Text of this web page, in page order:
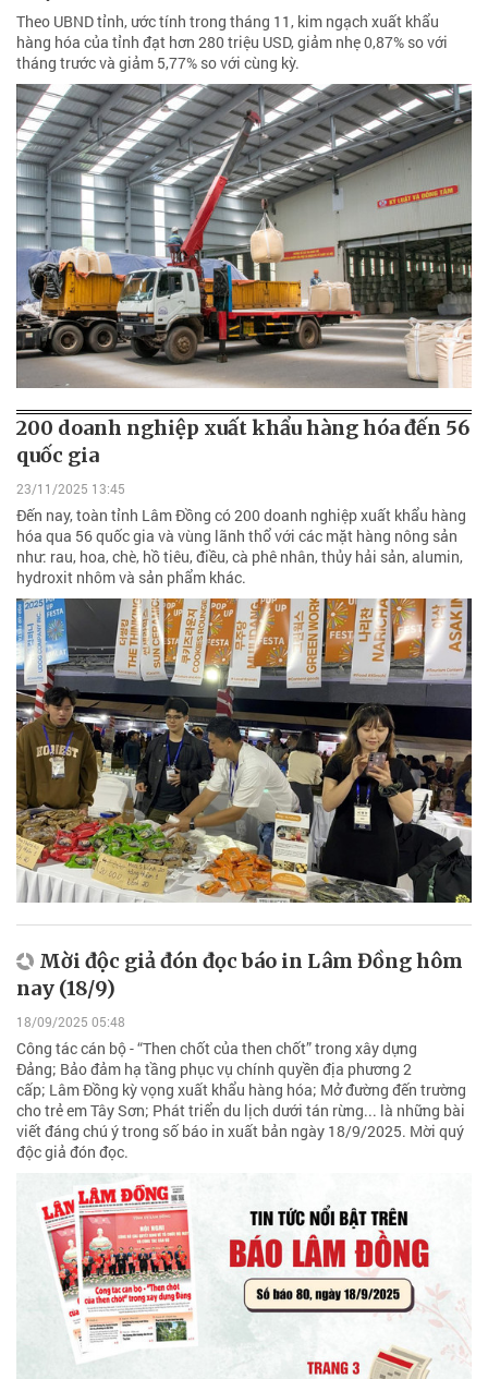
Theo UBND tỉnh, ước tính trong tháng 11, kim ngạch xuất khẩu
hàng hóa của tỉnh đạt hơn 280 triệu USD, giảm nhẹ 0,87% so với
tháng trước và giảm 5,77% so với cùng kỳ.
200 doanh nghiệp xuất khẩu hàng hóa đến 56
quốc gia
23/11/2025 13:45
Đến nay, toàn tỉnh Lâm Đồng có 200 doanh nghiệp xuất khẩu hàng
hóa qua 56 quốc gia và vùng lãnh thổ với các mặt hàng nông sản
như: rau, hoa, chè, hồ tiêu, điều, cà phê nhân, thủy hải sản, alumin,
hydroxit nhôm và sản phẩm khác.
Mời độc giả đón đọc báo in Lâm Đồng hôm
nay (18/9)
18/09/2025 05:48
Công tác cán bộ - “Then chốt của then chốt” trong xây dựng
Đảng; Bảo đảm hạ tầng phục vụ chính quyền địa phương 2
cấp; Lâm Đồng kỳ vọng xuất khẩu hàng hóa; Mở đường đến trường
cho trẻ em Tây Sơn; Phát triển du lịch dưới tán rừng... là những bài
viết đáng chú ý trong số báo in xuất bản ngày 18/9/2025. Mời quý
độc giả đón đọc.